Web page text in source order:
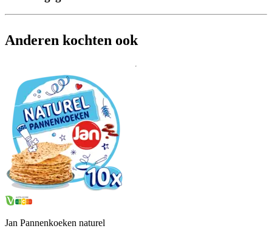
Anderen kochten ook
Jan Pannenkoeken naturel